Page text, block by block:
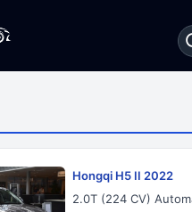
Hongqi H5 II 2022
2.0T (224 CV)